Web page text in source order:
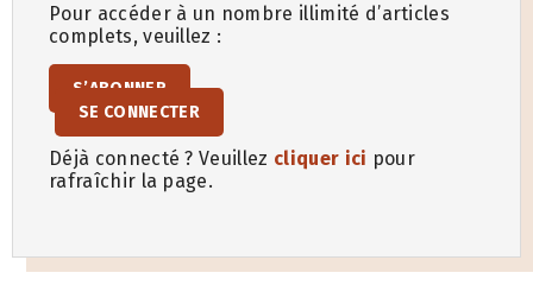
Pour accéder à un nombre illimité d’articles
complets, veuillez :
S’ABONNER
SE CONNECTER
Déjà connecté ? Veuillez cliquer ici pour
rafraîchir la page.